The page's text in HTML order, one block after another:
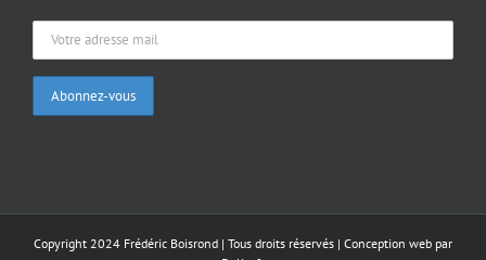
Copyright 2024 Frédéric Boisrond | Tous droits réservés | Conception web par